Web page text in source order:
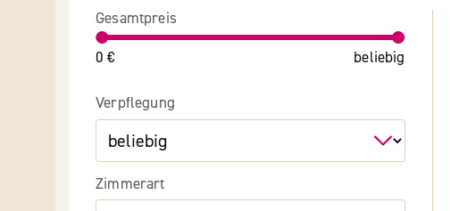
Gesamtpreis
0 € beliebig
Verpflegung
Zimmerart